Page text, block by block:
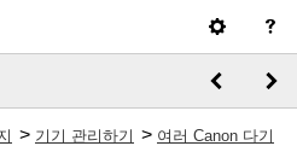
> 기기 관리하기 > 여러 Canon 다기